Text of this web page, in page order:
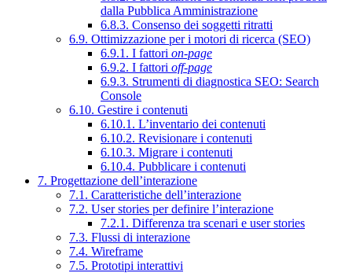
dalla Pubblica Amministrazione
6.8.3. Consenso dei soggetti ritratti
6.9. Ottimizzazione per i motori di ricerca (SEO)
6.9.1. I fattori on-page
6.9.2. I fattori off-page
6.9.3. Strumenti di diagnostica SEO: Search
Console
6.10. Gestire i contenuti
6.10.1. L’inventario dei contenuti
6.10.2. Revisionare i contenuti
6.10.3. Migrare i contenuti
6.10.4. Pubblicare i contenuti
7. Progettazione dell’interazione
7.1. Caratteristiche dell’interazione
7.2. User stories per definire l’interazione
7.2.1. Differenza tra scenari e user stories
7.3. Flussi di interazione
7.4. Wireframe
7.5. Prototipi interattivi